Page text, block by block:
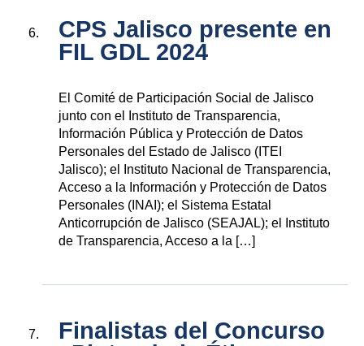
CPS Jalisco presente en
FIL GDL 2024
El Comité de Participación Social de Jalisco
junto con el Instituto de Transparencia,
Información Pública y Protección de Datos
Personales del Estado de Jalisco (ITEI
Jalisco); el Instituto Nacional de Transparencia,
Acceso a la Información y Protección de Datos
Personales (INAI); el Sistema Estatal
Anticorrupción de Jalisco (SEAJAL); el Instituto
de Transparencia, Acceso a la […]
Finalistas del Concurso